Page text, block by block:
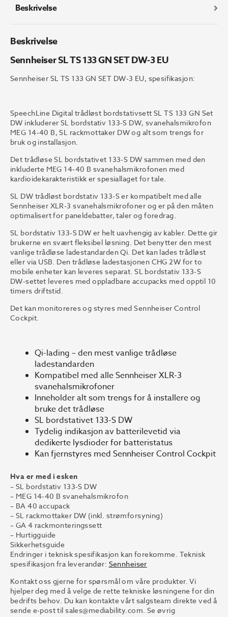
Beskrivelse
Beskrivelse
Sennheiser SL TS 133 GN SET DW-3 EU
Sennheiser SL TS 133 GN SET DW-3 EU, spesifikasjon:
SpeechLine Digital trådløst bordstativsett SL TS 133 GN Set
DW inkluderer SL bordstativ 133-S DW, svanehalsmikrofon
MEG 14-40 B, SL rackmottaker DW og alt som trengs for
bruk og installasjon.
Det trådløse SL bordstativet 133-S DW sammen med den
inkluderte MEG 14-40 B svanehalsmikrofonen med
kardioidekarakteristikk er spesiallaget for tale.
SL DW trådløst bordstativ 133-S er kompatibelt med alle
Sennheiser XLR-3 svanehalsmikrofoner og er på den måten
optimalisert for paneldebatter, taler og foredrag.
SL bordstativ 133-S DW er helt uavhengig av kabler. Dette gir
brukerne en svært fleksibel løsning. Det benytter den mest
vanlige trådløse ladestandarden Qi. Det kan lades trådløst
eller via USB. Den trådløse ladestasjonen CHG 2W for to
mobile enheter kan leveres separat. SL bordstativ 133-S
DW-settet leveres med oppladbare accupacks med opptil 10
timers driftstid.
Det kan monitoreres og styres med Sennheiser Control
Cockpit.
Qi-lading – den mest vanlige trådløse
ladestandarden
Kompatibel med alle Sennheiser XLR-3
svanehalsmikrofoner
Inneholder alt som trengs for å installere og
bruke det trådløse
SL bordstativet 133-S DW
Tydelig indikasjon av batterilevetid via
dedikerte lysdioder for batteristatus
Kan fjernstyres med Sennheiser Control Cockpit
Hva er med i esken
– SL bordstativ 133-S DW
– MEG 14-40 B svanehalsmikrofon
– BA 40 accupack
– SL rackmottaker DW (inkl. strømforsyning)
– GA 4 rackmonteringssett
– Hurtigguide
Sikkerhetsguide
Endringer i teknisk spesifikasjon kan forekomme. Teknisk
spesifikasjon fra leverandør: Sennheiser
Kontakt oss gjerne for spørsmål om våre produkter. Vi
hjelper deg med å velge de rette tekniske løsningene for din
bedrifts behov. Du kan kontakte vårt salgsteam direkte ved å
sende e-post tilsales@mediability.com. Se øvrig